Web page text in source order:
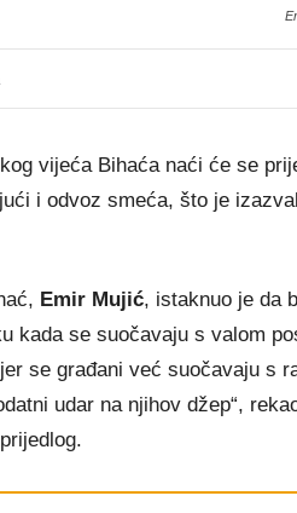
vijeća Bihaća naći će se
i odvoz smeća, što je
Emir Mujić, istaknuo je da
kada se suočavaju s valom
se građani već suočavaju s
udar na njihov džep“,